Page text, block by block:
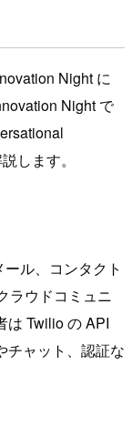
Night に
Night で
します。
ル、コンタクト
ラウドコミュニ
は Twilio の API
チャット、認証な